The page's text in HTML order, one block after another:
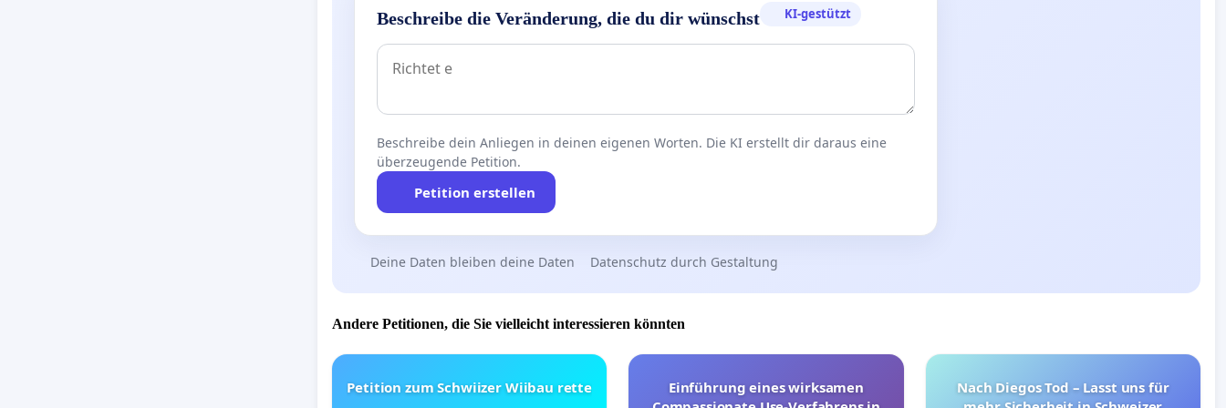
Beschreibe die Veränderung, die du dir wünschst KI-gestützt
Beschreibe dein Anliegen in deinen eigenen Worten. Die KI erstellt dir daraus eine
überzeugende Petition.
Petition erstellen
Deine Daten bleiben deine Daten Datenschutz durch Gestaltung
Andere Petitionen, die Sie vielleicht interessieren könnten
Petition zum Schwiizer Wiibau rette
Einführung eines wirksamen
Nach Diegos Tod – Lasst uns für